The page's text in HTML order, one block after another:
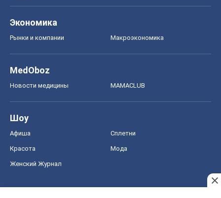
Экономика
Рынки и компании Mакроэкономика
MedOboz
Новости медицины MAMACLUB
Шоу
Афиша Сплетни
Красота Мода
Женский Журнал